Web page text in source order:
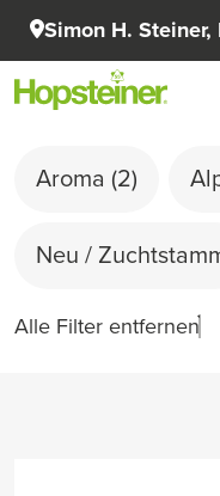
Simon H.
Aroma (2)
Neu /
Alle Filter entfernen